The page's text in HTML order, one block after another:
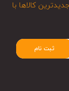
کالاها با
ثبت نام